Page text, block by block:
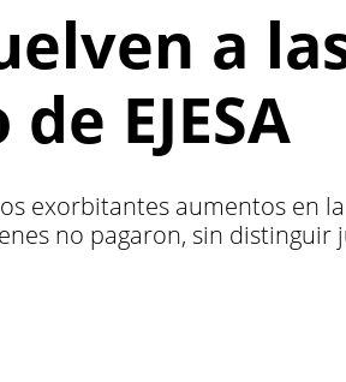
a
EJESA
exorbitantes aumentos en
no pagaron, sin distinguir